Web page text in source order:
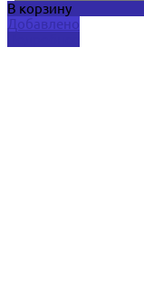
В корзину
Добавлено